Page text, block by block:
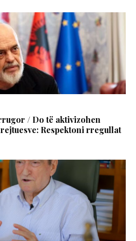
/ Do të aktivizohen
Respektoni rregullat